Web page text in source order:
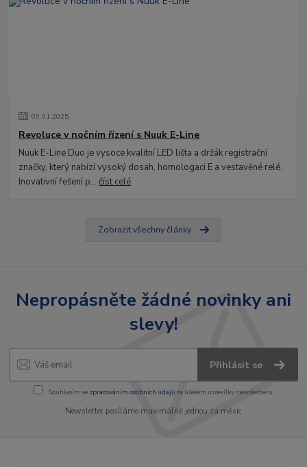
09.01.2025
Revoluce v nočním řízení s Nuuk E-Line
Nuuk E-Line Duo je vysoce kvalitní LED lišta a držák registrační
značky, který nabízí vysoký dosah, homologaci E a vestavěné relé.
Inovativní řešení p...číst celé
Zobrazit všechny články
Nepropásněte žádné novinky ani
slevy!
Přihlásit se
Souhlasím se zpracováním osobních údajůza účelem rozesílky newsletteru.
Newsletter posíláme maximálně jednou za měsíc